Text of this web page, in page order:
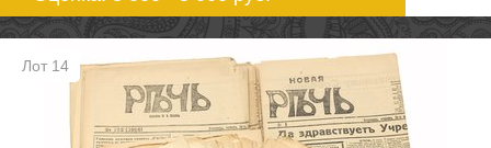
Лот 14